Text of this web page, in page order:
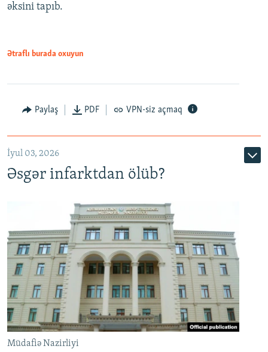
Auto 240p 360p 480p
720p 1080p
əksini tapıb.
Ətraflı burada oxuyun
Paylaş PDF VPN-siz açmaq
İyul 03, 2026
Əsgər infarktdan ölüb?
Müdafiə Nazirliyi